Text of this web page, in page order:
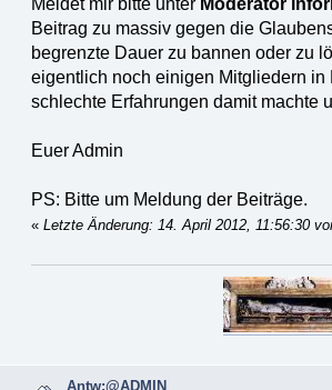
Meldet mir bitte unter Moderator
Beitrag zu massiv gegen die
begrenzte Dauer zu bannen oder zu
eigentlich noch einigen Mitgliedern in
schlechte Erfahrungen damit machte
Euer Admin
PS: Bitte um Meldung der Beiträge.
« Letzte Änderung: 14. April 2012, 11:56:30
Antw:@ADMIN